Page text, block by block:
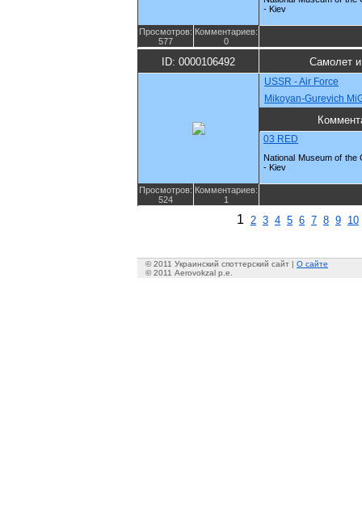
- Kiev
Просмотров:
577
Комментариев:
0
ID: 0000106492 Самолет
USSR - Air Force
Mikoyan-Gurevich
03 RED
National Museum of the
- Kiev
Просмотров:
524
Комментариев:
1
1 2 3 4 5 6 7 8 9 10
© 2011 Украинский споттерский сайт | О сайте
© 2011 Aerovokzal p.e.